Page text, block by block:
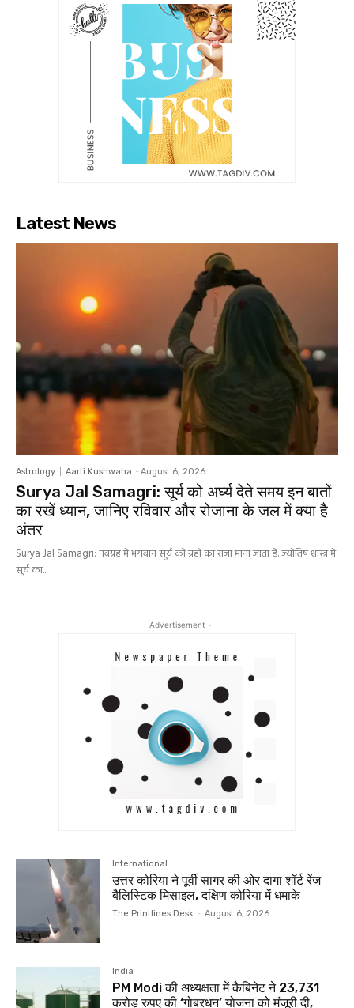
Latest News
Astrology Aarti Kushwaha - August 6, 2026
Surya Jal Samagri: सूर्य को अर्घ्य देते समय इन बातों
का रखें ध्यान, जानिए रविवार और रोजाना के जल में क्या है
अंतर
Surya Jal Samagri: नवग्रह में भगवान सूर्य को ग्रहों का राजा माना जाता हैं. ज्योतिष शास्त्र में
सूर्य का...
- Advertisement -
International
उत्तर कोरिया ने पूर्वी सागर की ओर दागा शॉर्ट रेंज
बैलिस्टिक मिसाइल, दक्षिण कोरिया में धमाके
The Printlines Desk - August 6, 2026
India
PM Modi की अध्यक्षता में कैबिनेट ने 23,731
करोड़ रुपए की ‘गोबरधन’ योजना को मंजूरी दी,